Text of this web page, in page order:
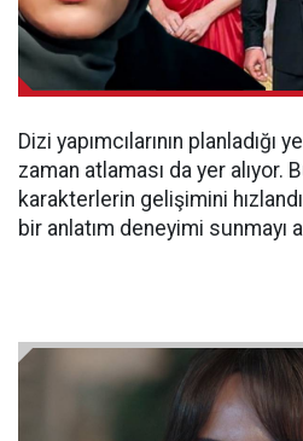
Dizi yapımcılarının planladığı
zaman atlaması da yer alıyor.
karakterlerin gelişimini
bir anlatım deneyimi sunmayı